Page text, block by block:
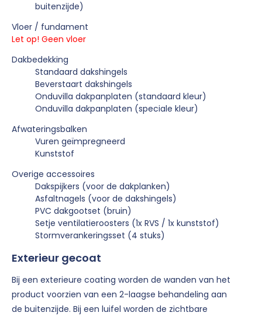
buitenzijde)
Vloer / fundament
Let op! Geen vloer
Dakbedekking
Standaard dakshingels
Beverstaart dakshingels
Onduvilla dakpanplaten (standaard kleur)
Onduvilla dakpanplaten (speciale kleur)
Afwateringsbalken
Vuren geïmpregneerd
Kunststof
Overige accessoires
Dakspijkers (voor de dakplanken)
Asfaltnagels (voor de dakshingels)
PVC dakgootset (bruin)
Setje ventilatieroosters (1x RVS / 1x kunststof)
Stormverankeringsset (4 stuks)
Exterieur gecoat
Bij een exterieure coating worden de wanden van het
product voorzien van een 2-laagse behandeling aan
de buitenzijde. Bij een luifel worden de zichtbare